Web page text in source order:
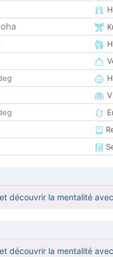
découvrir la mentalité
découvrir la mentalité